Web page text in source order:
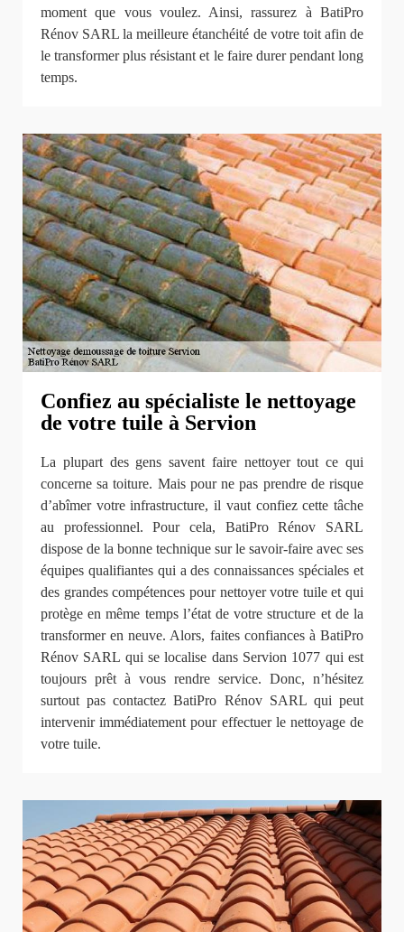
moment que vous voulez. Ainsi, rassurez à BatiPro
Rénov SARL la meilleure étanchéité de votre toit afin de
le transformer plus résistant et le faire durer pendant long
temps.
Confiez au spécialiste le nettoyage
de votre tuile à Servion
La plupart des gens savent faire nettoyer tout ce qui
concerne sa toiture. Mais pour ne pas prendre de risque
d’abîmer votre infrastructure, il vaut confiez cette tâche
au professionnel. Pour cela, BatiPro Rénov SARL
dispose de la bonne technique sur le savoir-faire avec ses
équipes qualifiantes qui a des connaissances spéciales et
des grandes compétences pour nettoyer votre tuile et qui
protège en même temps l’état de votre structure et de la
transformer en neuve. Alors, faites confiances à BatiPro
Rénov SARL qui se localise dans Servion 1077 qui est
toujours prêt à vous rendre service. Donc, n’hésitez
surtout pas contactez BatiPro Rénov SARL qui peut
intervenir immédiatement pour effectuer le nettoyage de
votre tuile.